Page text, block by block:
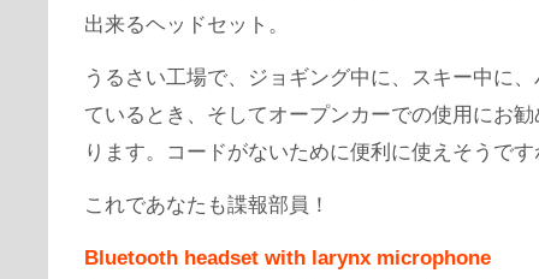
出来るヘッドセット。
うるさい工場で、ジョギング中に、スキー中に
ているとき、そしてオープンカーでの使用にお
ります。コードがないために便利に使えそうで
これであなたも諜報部員！
Bluetooth headset with larynx microphone